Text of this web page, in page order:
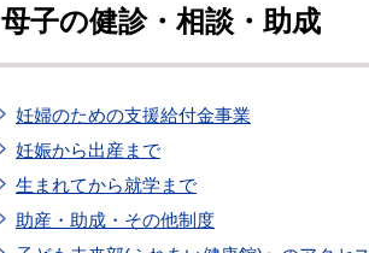
母子の健診・相談・助成
妊婦のための支援給付金事業
妊娠から出産まで
生まれてから就学まで
助産・助成・その他制度